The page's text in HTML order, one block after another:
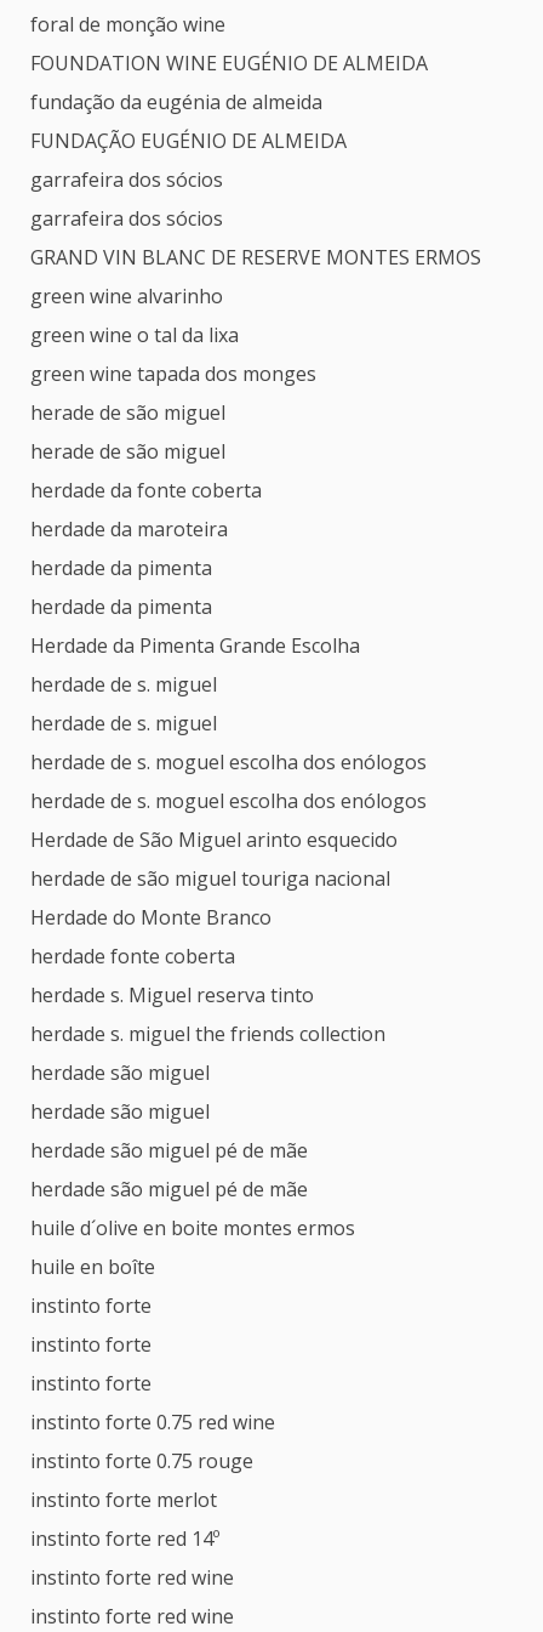
foral de monção wine
FOUNDATION WINE EUGÉNIO DE ALMEIDA
fundação da eugénia de almeida
FUNDAÇÃO EUGÉNIO DE ALMEIDA
garrafeira dos sócios
garrafeira dos sócios
GRAND VIN BLANC DE RESERVE MONTES ERMOS
green wine alvarinho
green wine o tal da lixa
green wine tapada dos monges
herade de são miguel
herade de são miguel
herdade da fonte coberta
herdade da maroteira
herdade da pimenta
herdade da pimenta
Herdade da Pimenta Grande Escolha
herdade de s. miguel
herdade de s. miguel
herdade de s. moguel escolha dos enólogos
herdade de s. moguel escolha dos enólogos
Herdade de São Miguel arinto esquecido
herdade de são miguel touriga nacional
Herdade do Monte Branco
herdade fonte coberta
herdade s. Miguel reserva tinto
herdade s. miguel the friends collection
herdade são miguel
herdade são miguel
herdade são miguel pé de mãe
herdade são miguel pé de mãe
huile d´olive en boite montes ermos
huile en boîte
instinto forte
instinto forte
instinto forte
instinto forte 0.75 red wine
instinto forte 0.75 rouge
instinto forte merlot
instinto forte red 14º
instinto forte red wine
instinto forte red wine